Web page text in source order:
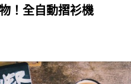
！全自動摺衫機